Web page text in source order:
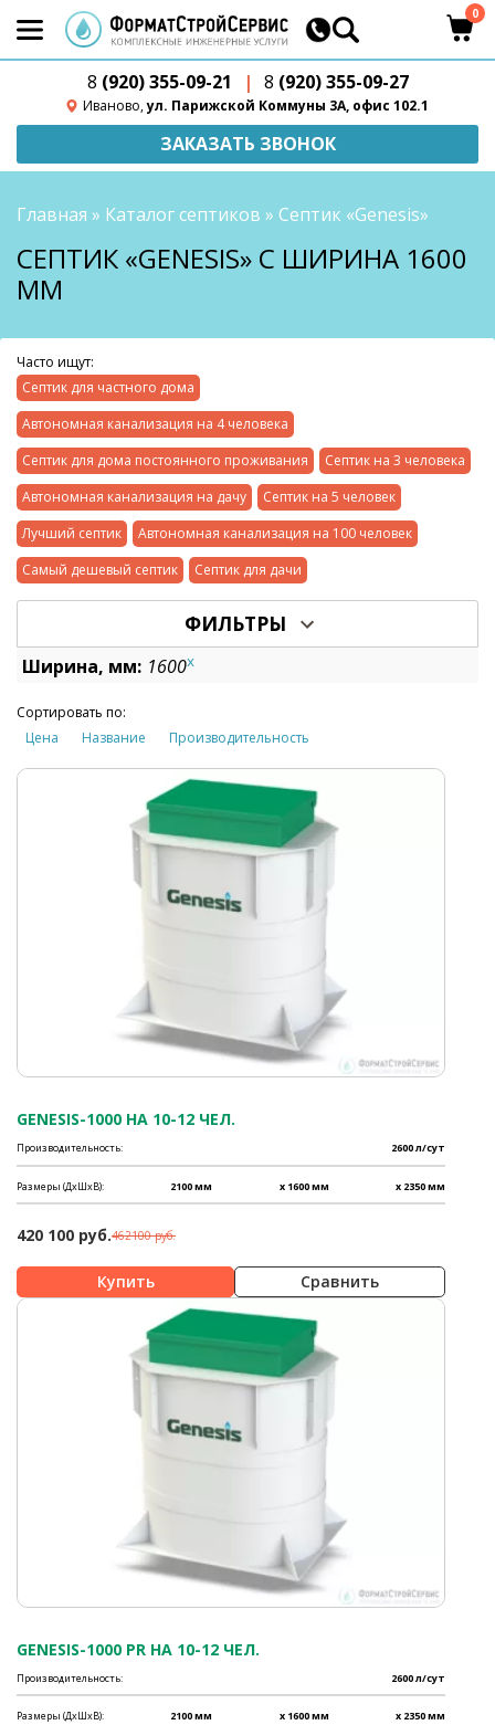
8 (920) 355-09-21 | 8 (920) 355-09-27
Иваново,ул. Парижской Коммуны 3А, офис 102.1
0
ЗАКАЗАТЬ ЗВОНОК
Главная » Каталог септиков » Септик «Genesis»
СЕПТИК «GENESIS» С ШИРИНА 1600
ММ
Часто ищут:
Септик для частного дома
Автономная канализация на 4 человека
Септик для дома постоянного проживания
Септик на 3 человека
Автономная канализация на дачу
Септик на 5 человек
Лучший септик
Автономная канализация на 100 человек
Самый дешевый септик
Септик для дачи
ФИЛЬТРЫ
Ширина, мм: 1600x
Сортировать по:
Цена
Название Производительность
GENESIS-1000 НА 10-12 ЧЕЛ.
Производительность: 2600 л/сут
Размеры (ДхШхВ): 2100 мм x 1600 мм x 2350 мм
420 100 руб.462100 руб.
Сравнить
GENESIS-1000 PR НА 10-12 ЧЕЛ.
Производительность: 2600 л/сут
Размеры (ДхШхВ): 2100 мм x 1600 мм x 2350 мм